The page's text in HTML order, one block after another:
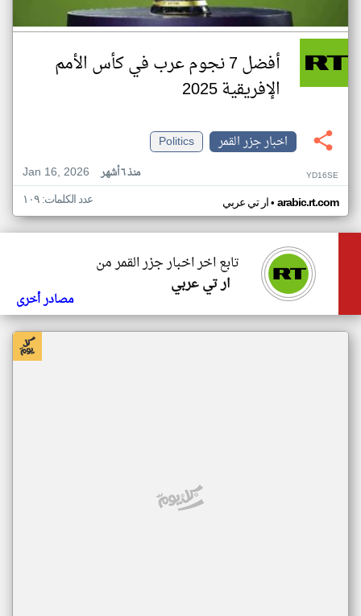
أفضل 7 نجوم عرب في كأس الأمم
الإفريقية 2025
اخبار جزر القمر
Politics
Jan 16, 2026
منذ ٦ أشهر YD16SE
ار تي عربي• arabic.rt.com عدد الكلمات: ١٠٩
تابع اخر اخبار جزر القمر من
ار تي عربي
مصادر أخرى